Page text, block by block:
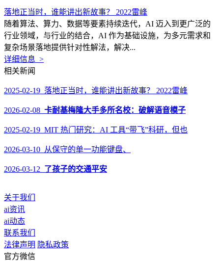
落地正当时，谁能讲出新故事？ 2022雷峰
随着算法、算力、数据等要素持续迭代，AI 迈入到更广泛的
行业领域，与行业的结合，AI 作为基础设施，为多元需求和
复杂场景落地提供针对性解法，解决...
详细信息 >
相关新闻
2025-02-19 落地正当时，谁能讲出新故事？ 2022雷峰
2026-02-08 卡耐基梅隆大手多所名校：破解语音模子
2025-02-19 MIT 热门研究：AI 工具“带飞”科研，但也
2026-03-10 从保守的单一功能键盘、
2026-03-12 了孩子的交通平安
关于我们
ai资讯
ai动态
联系我们
法律声明 隐私政策
官方微信